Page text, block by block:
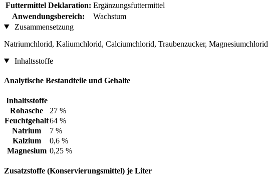
Futtermittel Deklaration: Ergänzungsfuttermittel
Anwendungsbereich:
Wachstum
Zusammensetzung
Natriumchlorid, Kaliumchlorid, Calciumchlorid, Traubenzucker, Magnesiumchlorid
Inhaltsstoffe
Analytische Bestandteile und Gehalte
Inhaltsstoffe
Rohasche
27 %
Feuchtgehalt64 %
Natrium
7 %
Kalzium
0,6 %
Magnesium 0,25 %
Zusatzstoffe (Konservierungsmittel) je Liter